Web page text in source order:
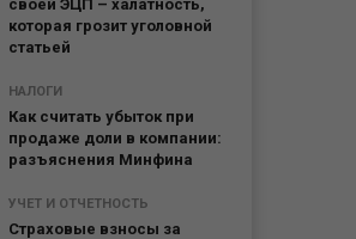
своей ЭЦП – халатность,
которая грозит уголовной
статьей
НАЛОГИ
Как считать убыток при
продаже доли в компании:
разъяснения Минфина
УЧЕТ И ОТЧЕТНОСТЬ
Страховые взносы за